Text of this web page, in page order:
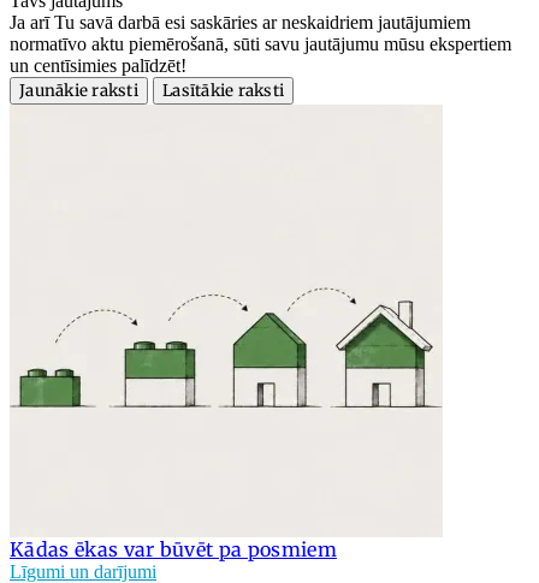
Ja arī Tu savā darbā esi saskāries ar neskaidriem jautājumiem
normatīvo aktu piemērošanā, sūti savu jautājumu mūsu ekspertiem
un centīsimies palīdzēt!
Jaunākie raksti
Lasītākie raksti
Kādas ēkas var būvēt pa posmiem
Līgumi un darījumi